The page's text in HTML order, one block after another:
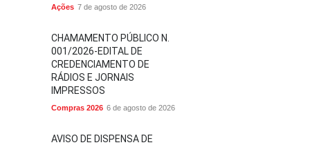
Ações 7 de agosto de 2026
CHAMAMENTO PÚBLICO N.
001/2026-EDITAL DE
CREDENCIAMENTO DE
RÁDIOS E JORNAIS
IMPRESSOS
Compras 2026 6 de agosto de 2026
AVISO DE DISPENSA DE